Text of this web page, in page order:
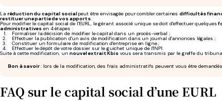
La réduction du capital socialpeut être envisagée pour combler certainesdifficultés
restituer une partie de vos apports.
Pour modifier le capital social de l'EURL, le gérant associé unique se doit d'effectuer quelques
administratives en 4 étapes :
Formaliser la décision de modifier le capital dans un procès-verbal ;
Effectuer la publication d'un avis de modification dans un journal d'annonces légales ;
Constituer un formulaire de modification d'entreprise en ligne ;
Effectuer le dépôt de votre dossier sur le guichet unique de l'INPI.
Suite à cette modification, unnouvel extrait Kbis vous sera transmis par le greffe du
Bon à savoir: lors de la modification, des frais administratifs peuvent vous être
FAQ sur le capital social d’une EURL